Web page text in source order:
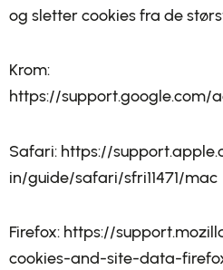
og sletter cookies fra de
Krom:
https://support.google.com/
Safari: https://
in/guide/safari/sfri11471/mac
Firefox: https://
cookies-and-site-data-